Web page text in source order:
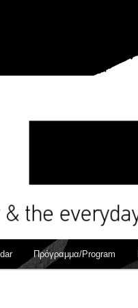
Πρόγραμμα/Program